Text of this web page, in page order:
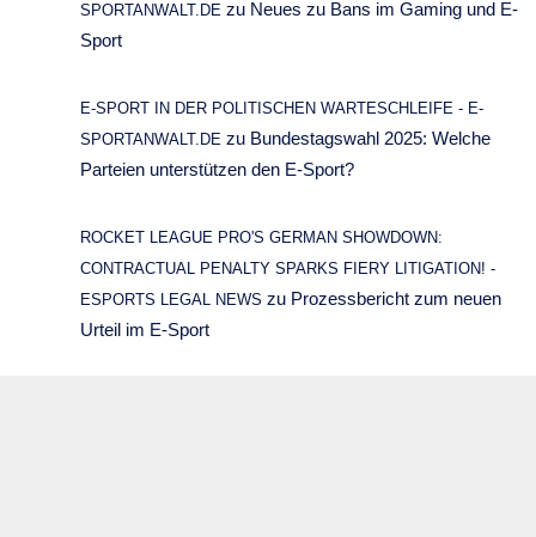
SPORTANWALT.DE zu Neues zu Bans im Gaming und E-
Sport
E-SPORT IN DER POLITISCHEN WARTESCHLEIFE - E-
SPORTANWALT.DE zu Bundestagswahl 2025: Welche
Parteien unterstützen den E-Sport?
ROCKET LEAGUE PRO'S GERMAN SHOWDOWN:
CONTRACTUAL PENALTY SPARKS FIERY LITIGATION! -
ESPORTS LEGAL NEWS zu Prozessbericht zum neuen
Urteil im E-Sport